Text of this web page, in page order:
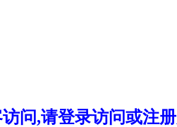
访问,请登录访问或注